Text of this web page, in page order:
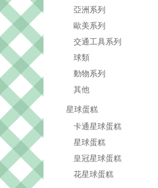
亞洲系列
歐美系列
交通工具系列
球類
動物系列
其他
星球蛋糕
卡通星球蛋糕
星球蛋糕
皇冠星球蛋糕
花星球蛋糕